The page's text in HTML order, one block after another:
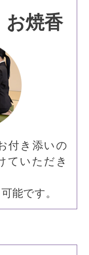
お焼香
付き添いの
ていただき
能です。